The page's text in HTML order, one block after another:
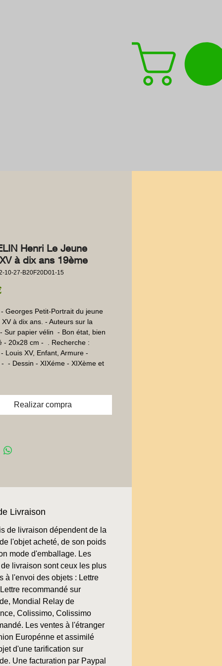
Henri Le Jeune
à dix ans 19ème
10-27-B20F20D01-15
Precio
Georges Petit-Portrait du jeune
XV à dix ans. - Auteurs sur la
Sur papier vélin  - Bon état, bien
- 20x28 cm -  . Recherche :
Louis XV, Enfant, Armure -
-  - Dessin - XIXéme - XIXème et
Realizar compra
Livraison
de livraison dépendent de la
l'objet acheté, de son poids
mode d'emballage. Les
livraison sont ceux les plus
à l'envoi des objets : Lettre
recommandé sur
Mondial Relay de
Colissimo, Colissimo
Les ventes à l'étranger
Europénne et assimilé
d'une tarification sur
Une facturation par Paypal